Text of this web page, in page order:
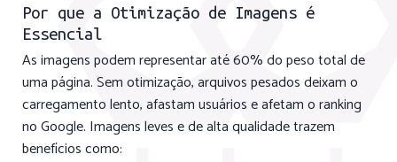
Por que a Otimização de Imagens é
Essencial
As imagens podem representar até 60% do peso total de
uma página. Sem otimização, arquivos pesados deixam o
carregamento lento, afastam usuários e afetam o ranking
no Google. Imagens leves e de alta qualidade trazem
benefícios como: